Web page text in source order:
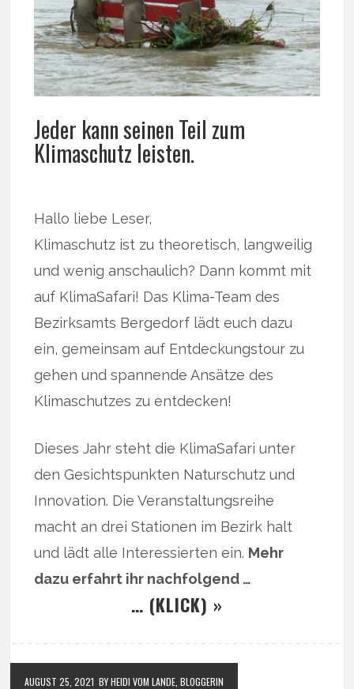
Jeder kann seinen Teil zum
Klimaschutz leisten.
Hallo liebe Leser,
Klimaschutz ist zu theoretisch, langweilig
und wenig anschaulich? Dann kommt mit
auf KlimaSafari! Das Klima-Team des
Bezirksamts Bergedorf lädt euch dazu
ein, gemeinsam auf Entdeckungstour zu
gehen und spannende Ansätze des
Klimaschutzes zu entdecken!
Dieses Jahr steht die KlimaSafari unter
den Gesichtspunkten Naturschutz und
Innovation. Die Veranstaltungsreihe
macht an drei Stationen im Bezirk halt
und lädt alle Interessierten ein. Mehr
dazu erfahrt ihr nachfolgend …
… (KLICK) »
AUGUST 25, 2021 BY HEIDI VOM LANDE, BLOGGERIN